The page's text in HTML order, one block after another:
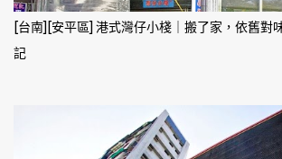
[台南][安平區] 港式灣仔小棧｜搬了家，依舊對
記